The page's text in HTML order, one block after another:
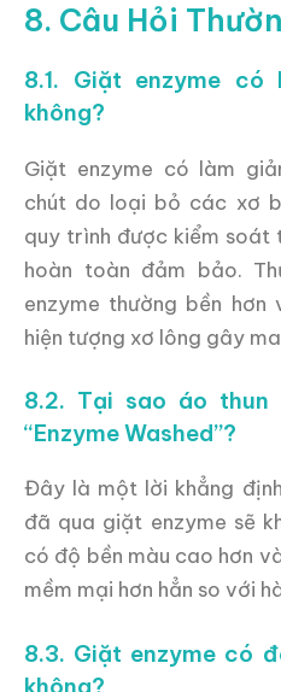
8. Câu Hỏi
8.1. Giặt enzyme có
không?
Giặt enzyme có làm
chút do loại bỏ các xơ
quy trình được kiểm soát
hoàn toàn đảm bảo.
enzyme thường bền
hiện tượng xơ lông gây
8.2. Tại sao áo
“Enzyme Washed”?
Đây là một lời khẳng
đã qua giặt enzyme sẽ
có độ bền màu cao hơn
mềm mại hơn hẳn so với
8.3. Giặt enzyme có
không?